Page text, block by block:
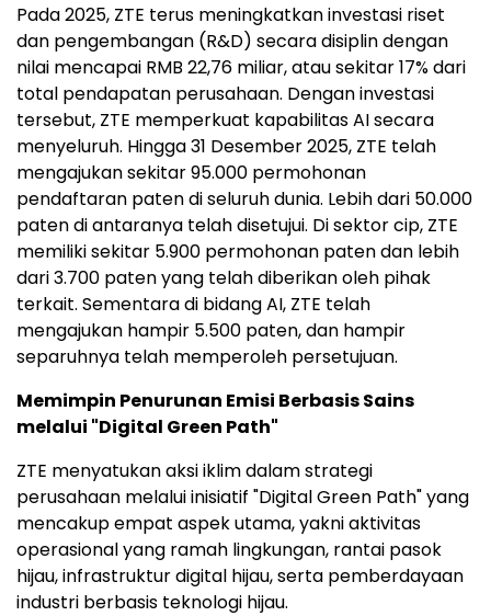
Pada 2025, ZTE terus meningkatkan investasi riset
dan pengembangan (R&D) secara disiplin dengan
nilai mencapai RMB 22,76 miliar, atau sekitar 17% dari
total pendapatan perusahaan. Dengan investasi
tersebut, ZTE memperkuat kapabilitas AI secara
menyeluruh. Hingga 31 Desember 2025, ZTE telah
mengajukan sekitar 95.000 permohonan
pendaftaran paten di seluruh dunia. Lebih dari 50.000
paten di antaranya telah disetujui. Di sektor cip, ZTE
memiliki sekitar 5.900 permohonan paten dan lebih
dari 3.700 paten yang telah diberikan oleh pihak
terkait. Sementara di bidang AI, ZTE telah
mengajukan hampir 5.500 paten, dan hampir
separuhnya telah memperoleh persetujuan.
Memimpin Penurunan Emisi Berbasis Sains
melalui "Digital Green Path"
ZTE menyatukan aksi iklim dalam strategi
perusahaan melalui inisiatif "Digital Green Path" yang
mencakup empat aspek utama, yakni aktivitas
operasional yang ramah lingkungan, rantai pasok
hijau, infrastruktur digital hijau, serta pemberdayaan
industri berbasis teknologi hijau.